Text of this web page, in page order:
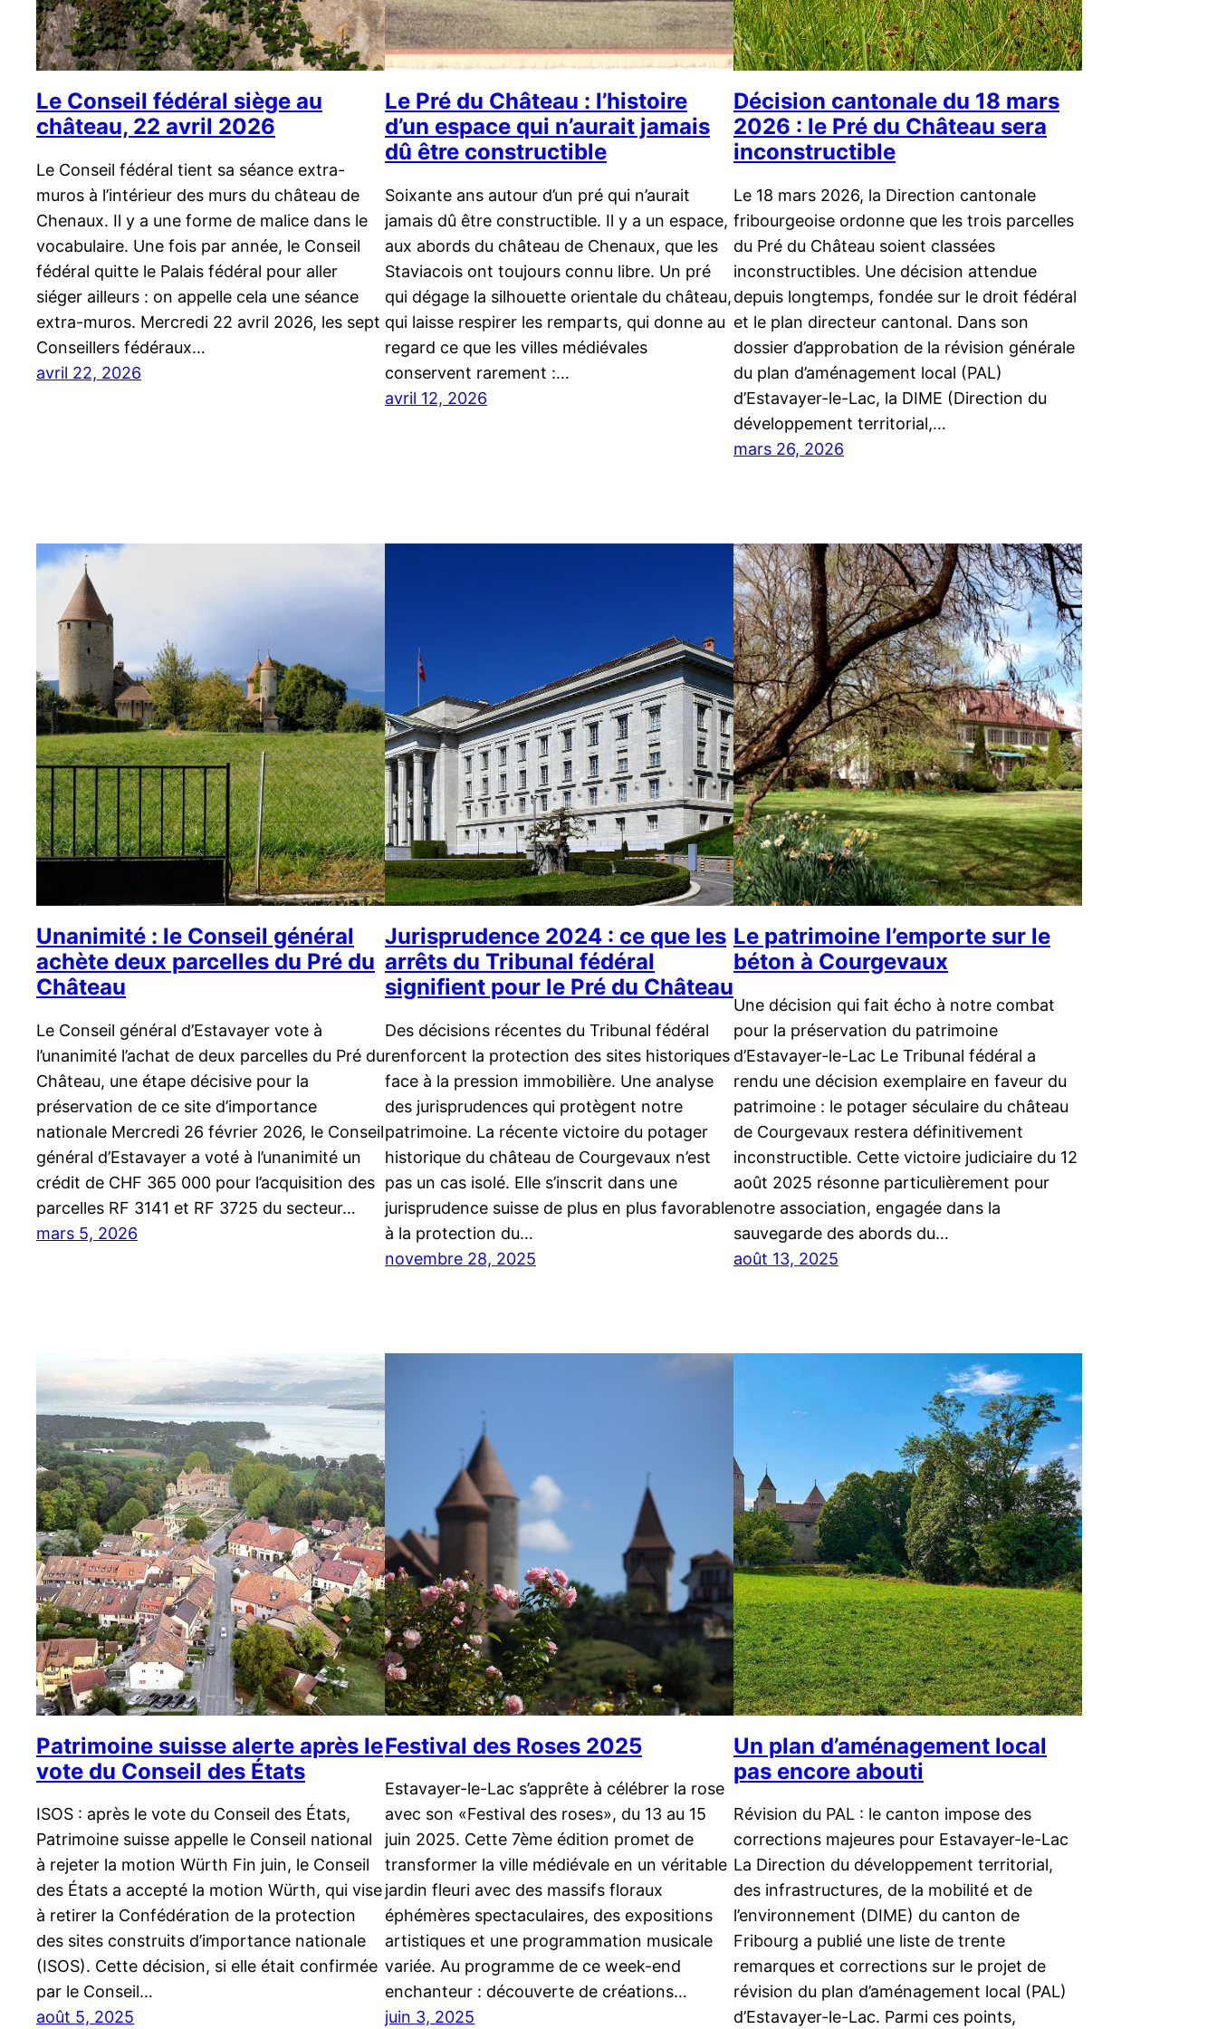
Le Conseil fédéral siège au
château, 22 avril 2026
Le Conseil fédéral tient sa séance extra-
muros à l’intérieur des murs du château de
Chenaux. Il y a une forme de malice dans le
vocabulaire. Une fois par année, le Conseil
fédéral quitte le Palais fédéral pour aller
siéger ailleurs : on appelle cela une séance
extra-muros. Mercredi 22 avril 2026, les sept
Conseillers fédéraux…
avril 22, 2026
Le Pré du Château : l’histoire
d’un espace qui n’aurait jamais
dû être constructible
Soixante ans autour d’un pré qui n’aurait
jamais dû être constructible. Il y a un espace,
aux abords du château de Chenaux, que les
Staviacois ont toujours connu libre. Un pré
qui dégage la silhouette orientale du château,
qui laisse respirer les remparts, qui donne au
regard ce que les villes médiévales
conservent rarement :…
avril 12, 2026
Décision cantonale du 18 mars
2026 : le Pré du Château sera
inconstructible
Le 18 mars 2026, la Direction cantonale
fribourgeoise ordonne que les trois parcelles
du Pré du Château soient classées
inconstructibles. Une décision attendue
depuis longtemps, fondée sur le droit fédéral
et le plan directeur cantonal. Dans son
dossier d’approbation de la révision générale
du plan d’aménagement local (PAL)
d’Estavayer-le-Lac, la DIME (Direction du
développement territorial,…
mars 26, 2026
Unanimité : le Conseil général
achète deux parcelles du Pré du
Château
Le Conseil général d’Estavayer vote à
l’unanimité l’achat de deux parcelles du Pré du
Château, une étape décisive pour la
préservation de ce site d’importance
nationale Mercredi 26 février 2026, le Conseil
général d’Estavayer a voté à l’unanimité un
crédit de CHF 365 000 pour l’acquisition des
parcelles RF 3141 et RF 3725 du secteur…
mars 5, 2026
Jurisprudence 2024 : ce que les
arrêts du Tribunal fédéral
signifient pour le Pré du Château
Des décisions récentes du Tribunal fédéral
renforcent la protection des sites historiques
face à la pression immobilière. Une analyse
des jurisprudences qui protègent notre
patrimoine. La récente victoire du potager
historique du château de Courgevaux n’est
pas un cas isolé. Elle s’inscrit dans une
jurisprudence suisse de plus en plus favorable
à la protection du…
novembre 28, 2025
Le patrimoine l’emporte sur le
béton à Courgevaux
Une décision qui fait écho à notre combat
pour la préservation du patrimoine
d’Estavayer-le-Lac Le Tribunal fédéral a
rendu une décision exemplaire en faveur du
patrimoine : le potager séculaire du château
de Courgevaux restera définitivement
inconstructible. Cette victoire judiciaire du 12
août 2025 résonne particulièrement pour
notre association, engagée dans la
sauvegarde des abords du…
août 13, 2025
Patrimoine suisse alerte après le
vote du Conseil des États
ISOS : après le vote du Conseil des États,
Patrimoine suisse appelle le Conseil national
à rejeter la motion Würth Fin juin, le Conseil
des États a accepté la motion Würth, qui vise
à retirer la Confédération de la protection
des sites construits d’importance nationale
(ISOS). Cette décision, si elle était confirmée
par le Conseil…
août 5, 2025
Festival des Roses 2025
Estavayer-le-Lac s’apprête à célébrer la rose
avec son «Festival des roses», du 13 au 15
juin 2025. Cette 7ème édition promet de
transformer la ville médiévale en un véritable
jardin fleuri avec des massifs floraux
éphémères spectaculaires, des expositions
artistiques et une programmation musicale
variée. Au programme de ce week-end
enchanteur : découverte de créations…
juin 3, 2025
Un plan d’aménagement local
pas encore abouti
Révision du PAL : le canton impose des
corrections majeures pour Estavayer-le-Lac
La Direction du développement territorial,
des infrastructures, de la mobilité et de
l’environnement (DIME) du canton de
Fribourg a publié une liste de trente
remarques et corrections sur le projet de
révision du plan d’aménagement local (PAL)
d’Estavayer-le-Lac. Parmi ces points,